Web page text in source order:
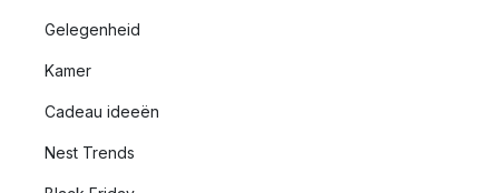
Gelegenheid
Kamer
Cadeau ideeën
Nest Trends